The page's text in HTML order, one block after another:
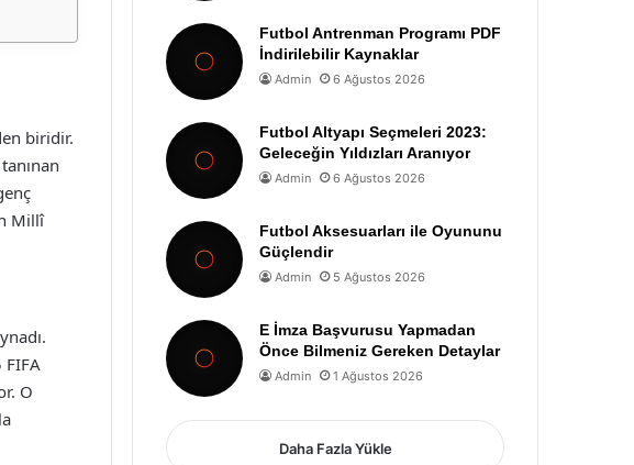
biridir.
Millî
FIFA
O
Futbol Antrenman Programı PDF
İndirilebilir Kaynaklar
Admin 6 Ağustos 2026
Futbol Altyapı Seçmeleri 2023:
Geleceğin Yıldızları Aranıyor
Admin 6 Ağustos 2026
Futbol Aksesuarları ile Oyununu
Güçlendir
Admin 5 Ağustos 2026
E İmza Başvurusu Yapmadan
Önce Bilmeniz Gereken Detaylar
Admin 1 Ağustos 2026
Daha Fazla Yükle